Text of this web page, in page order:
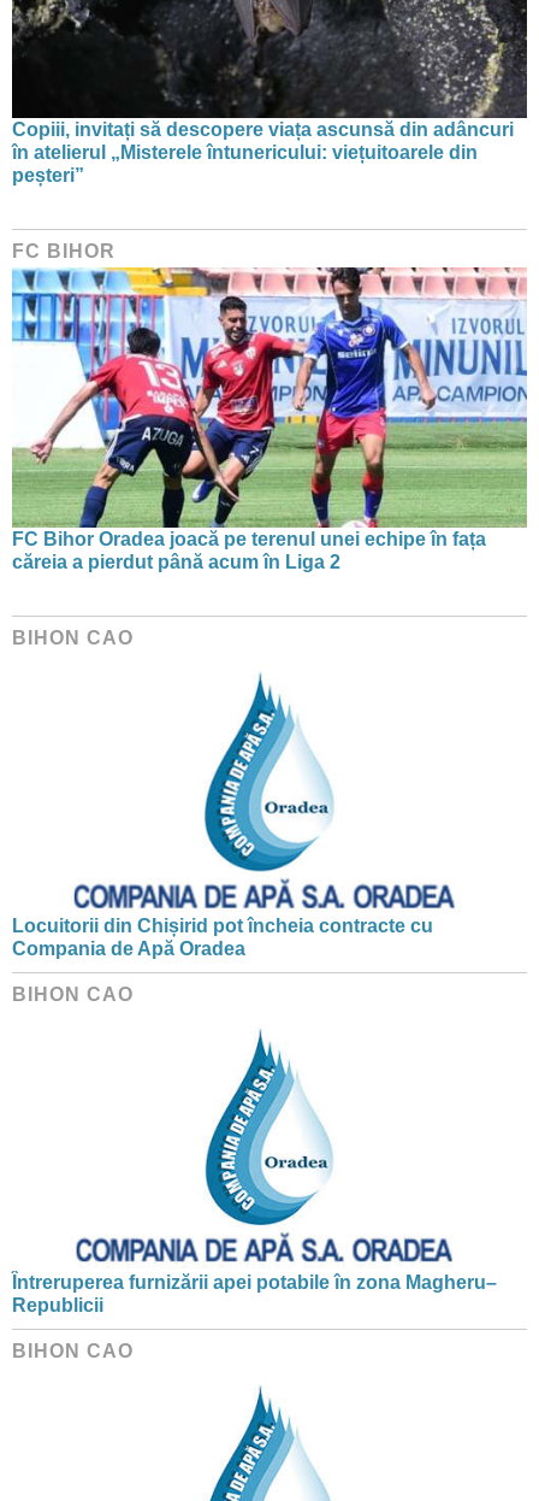
Copiii, invitați să descopere viața ascunsă din adâncuri
în atelierul „Misterele întunericului: viețuitoarele din
peșteri”
FC BIHOR
FC Bihor Oradea joacă pe terenul unei echipe în fața
căreia a pierdut până acum în Liga 2
BIHON CAO
Locuitorii din Chișirid pot încheia contracte cu
Compania de Apă Oradea
BIHON CAO
Întreruperea furnizării apei potabile în zona Magheru–
Republicii
BIHON CAO